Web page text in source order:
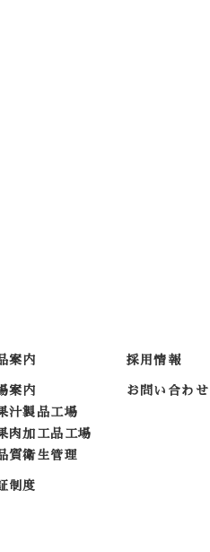
案内
案内
汁製品工場
肉加工品工場
質衛生管理
制度
採用情報
お問い合わせ